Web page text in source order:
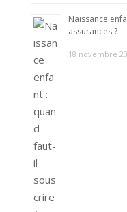
Naissance
assurances ?
18 novembre